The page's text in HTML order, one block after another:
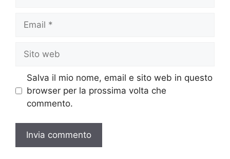
web
Salva il mio nome, email e sito web in questo
browser per la prossima volta che
commento.